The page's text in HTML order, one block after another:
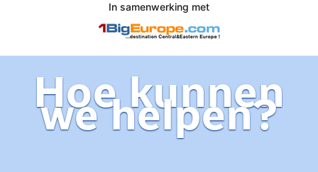
In samenwerking met
Hoe kunnen
we helpen?